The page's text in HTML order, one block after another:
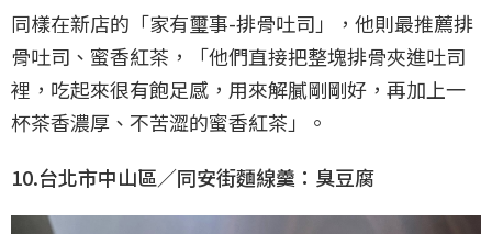
同樣在新店的「家有璽事-排骨吐司」，他則最推薦排
骨吐司、蜜香紅茶，「他們直接把整塊排骨夾進吐司
裡，吃起來很有飽足感，用來解膩剛剛好，再加上一
杯茶香濃厚、不苦澀的蜜香紅茶」。
10.台北市中山區／同安街麵線羹：臭豆腐